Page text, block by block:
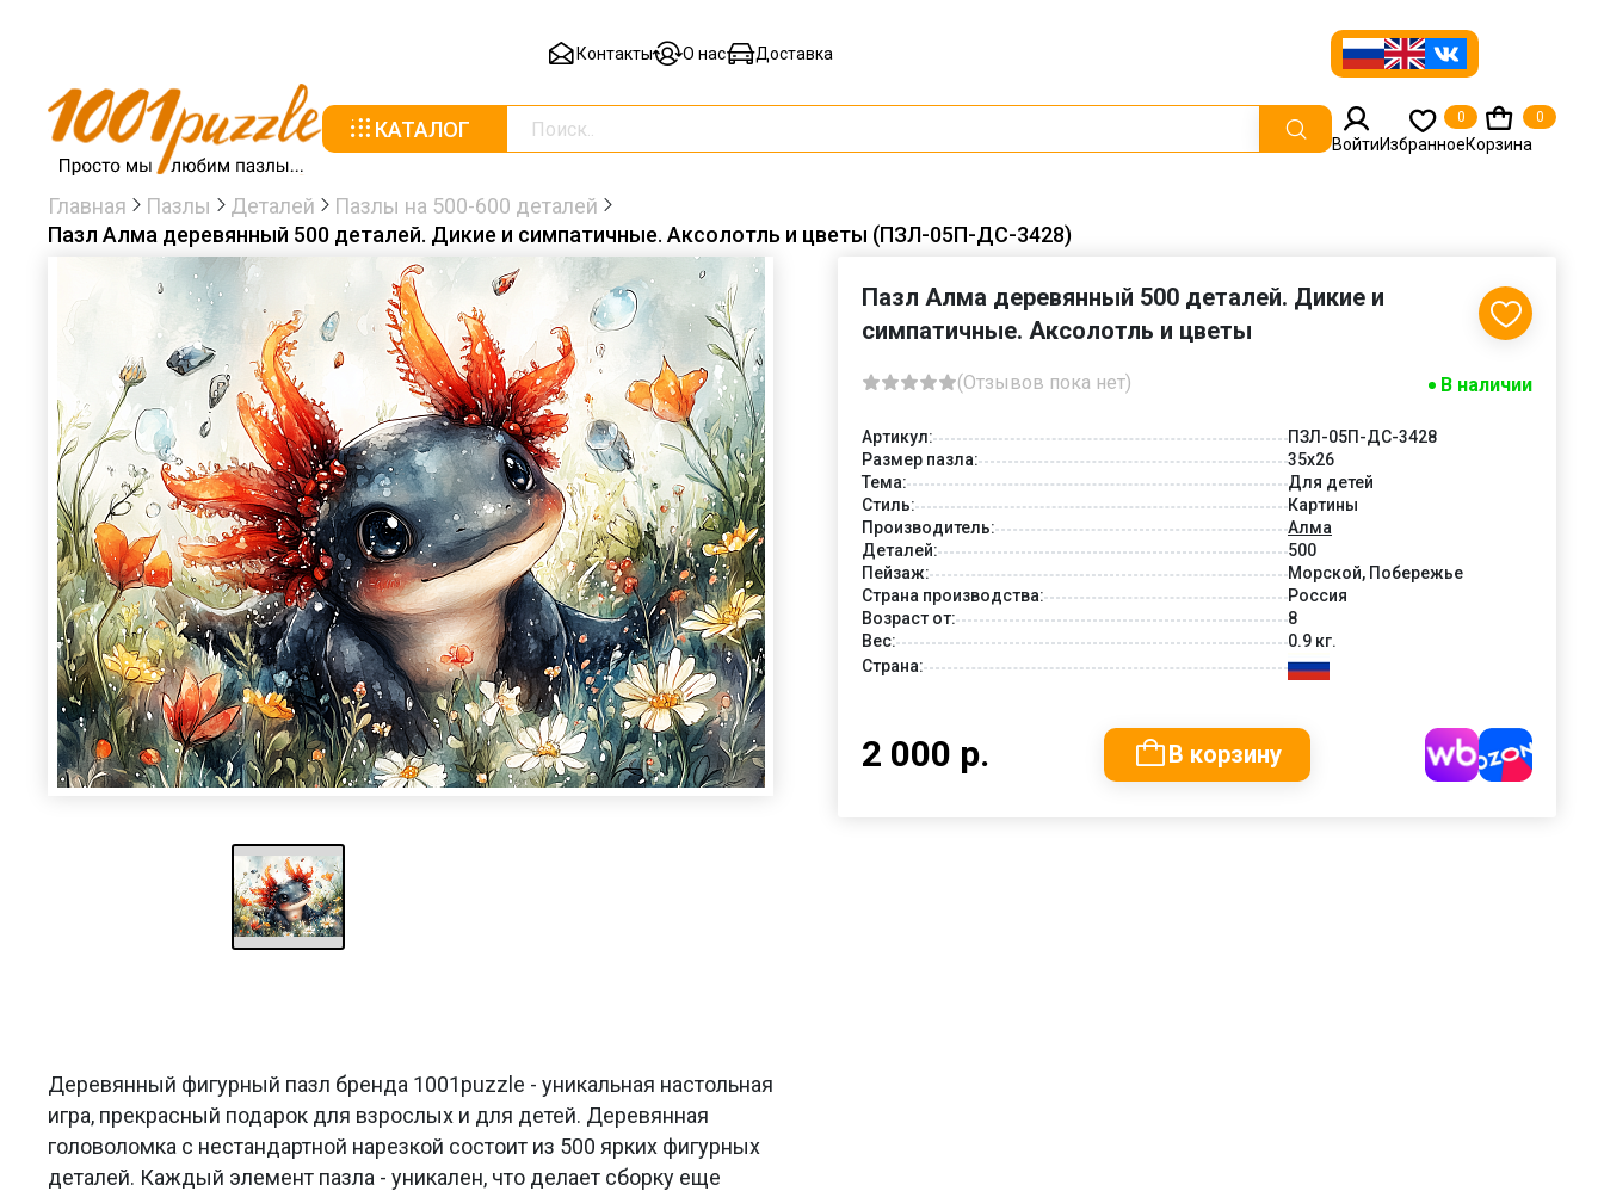
Контакты О нас Доставка
КАТАЛОГ
ВойтиИзбранное
0
Корзина
0
Главная Пазлы Деталей
Пазлы на 500-600 деталей
Пазл Алма деревянный 500 деталей. Дикие и симпатичные. Аксолотль и цветы (ПЗЛ-05П-ДС-3428)
Деревянный фигурный пазл бренда 1001puzzle - уникальная настольная
игра, прекрасный подарок для взрослых и для детей. Деревянная
головоломка с нестандартной нарезкой состоит из 500 ярких фигурных
деталей. Каждый элемент пазла - уникален, что делает сборку еще
Пазл Алма деревянный 500 деталей. Дикие и
симпатичные. Аксолотль и цветы
(Отзывов пока нет) В наличии
Артикул:
ПЗЛ-05П-ДС-3428
Размер пазла:
35х26
Тема:
Для детей
Стиль:
Картины
Производитель:
Алма
Деталей:
500
Пейзаж:
Морской, Побережье
Страна производства:
Россия
Возраст от:
8
Вес:
0.9 кг.
Страна:
2 000 р. В корзину